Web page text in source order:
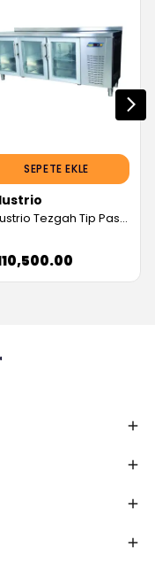
SEPETE EKLE
Ndustrio Tezgah Tip Pastane Buzdolabı, 3 Cam Kapılı (Servis Garantili)